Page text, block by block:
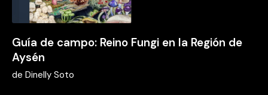
Guía de campo: Reino Fungi en la Región de
Aysén
de Dinelly Soto